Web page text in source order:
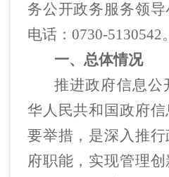
务公开政务服务领导
电话： 0730-5130542。
一、总体情况
推进政府信息公
华人民共和国政府
要举措，是深入推
府职能，实现管理